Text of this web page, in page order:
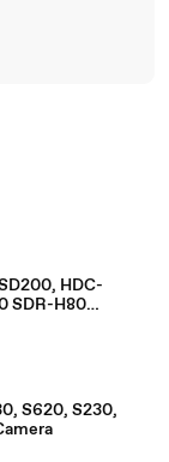
HDC-
SDR-H80
S620, S230,